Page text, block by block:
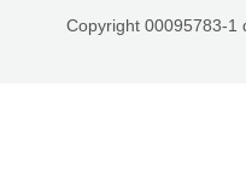
Copyright 00095783-1